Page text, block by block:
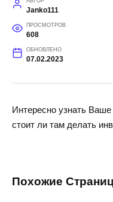
Janko111
ПРОСМОТРОВ
608
ОБНОВЛЕНО
07.02.2023
Интересно узнать Ваше
стоит ли там делать
Похожие